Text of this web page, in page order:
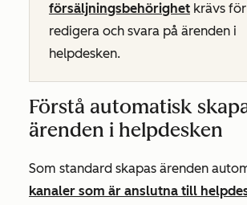
försäljningsbehörighet krävs
redigera och svara på ärenden i
helpdesken.
Förstå automatisk
ärenden i helpdesken
Som standard skapas ärenden
kanaler som är anslutna till